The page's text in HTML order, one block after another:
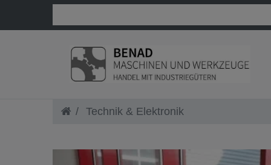
Technik & Elektronik